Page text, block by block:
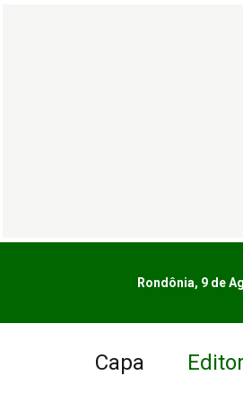
Rondônia, 9 de
Capa